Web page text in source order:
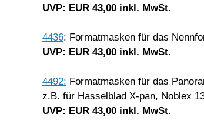
UVP: EUR 43,00 inkl. MwSt.
4436: Formatmasken für das
UVP: EUR 43,00 inkl. MwSt.
4492: Formatmasken für das
z.B. für Hasselblad X-pan, Noblex
UVP: EUR 43,00 inkl. MwSt.